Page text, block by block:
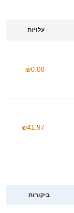
עלויות
₪0.00
₪41.97
ביקורות